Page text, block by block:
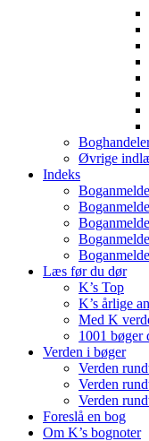
Øvrige
Indeks
Læs før du dør
K’s Top
K’s årlige
Med K
1001 bøger
Verden i bøger
Verden
Verden
Verden
Foreslå en bog
Om K’s bognoter